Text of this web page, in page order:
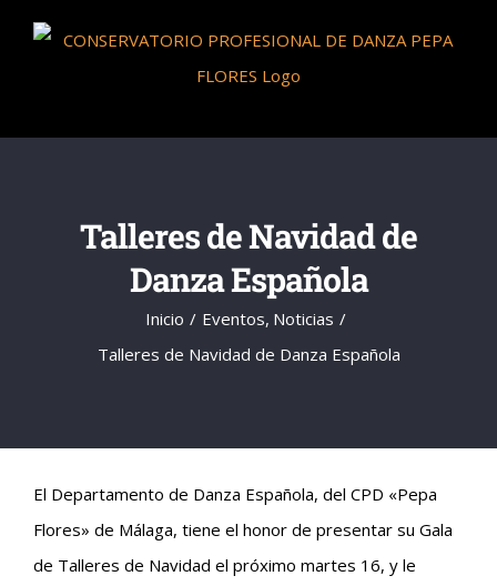
Saltar
Talleres de Navidad de
Danza Española
Inicio Eventos Noticias
Talleres de Navidad de Danza Española
El Departamento de Danza Española, del CPD «Pepa
Flores» de Málaga, tiene el honor de presentar su Gala
de Talleres de Navidad el próximo martes 16, y le